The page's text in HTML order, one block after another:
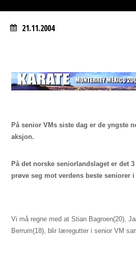
21.11.2004
På senior VMs siste dag er de yngste
aksjon.
På det norske seniorlandslaget er det
prøve seg mot verdens beste seniorer i
Vi må regne med at Stian Bagroen(20),
Berrum(18), blir læregutter i senior VM